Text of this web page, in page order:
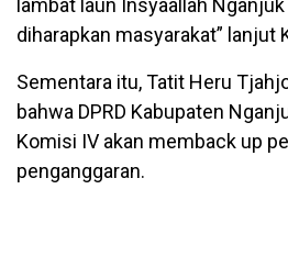
diharapkan masyarakat” lanjut
Sementara itu, Tatit Heru
bahwa DPRD Kabupaten
Komisi IV akan memback up
penganggaran.